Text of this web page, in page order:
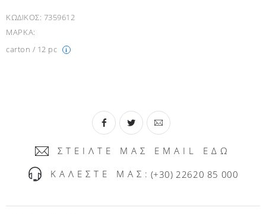
ΚΩΔΙΚΟΣ: 7359612
ΜΑΡΚΑ:
carton / 12 pc
i
ΣΤΕΙΛΤΕ ΜΑΣ EMAIL ΕΔΩ
ΚΑΛΕΣΤΕ ΜΑΣ: (+30) 22620 85 000